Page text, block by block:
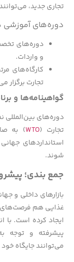
تجاری جدید،
دوره‌های آموزشی
دوره‌های
و واردات.
کارگاه‌های
تجارت برگزار
گواهینامه‌ها و
دوره‌های بین‌المللی
تجارت (WTO) به
استانداردهای جهانی
شوند.
جمع بندی؛
بازارهای داخلی و
غذایی هم فرصت‌های
ایجاد کرده است. با
پیشرفته و توجه به
می‌توانند جایگاه خود را